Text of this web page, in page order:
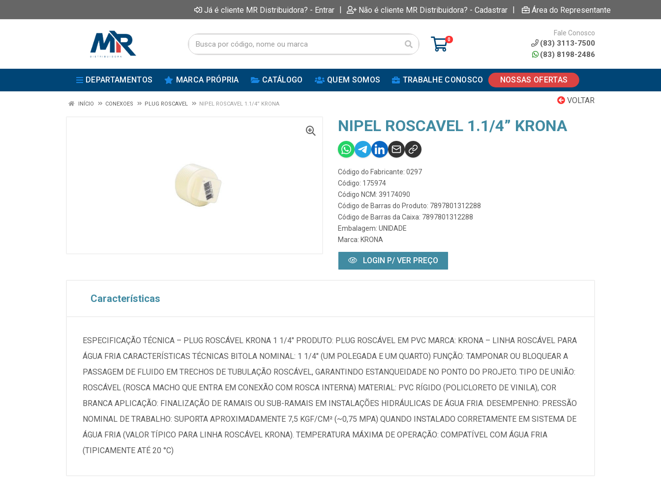
Já é cliente MR Distribuidora? - Entrar | Não é cliente MR Distribuidora? - Cadastrar | Área do Representante
0
Fale Conosco
(83) 3113-7500
(83) 8198-2486
DEPARTAMENTOS MARCA PRÓPRIA CATÁLOGO QUEM SOMOS TRABALHE CONOSCO NOSSAS OFERTAS
VOLTAR
INÍCIO CONEXOES PLUG ROSCAVEL NIPEL ROSCAVEL 1.1/4” KRONA
NIPEL ROSCAVEL 1.1/4” KRONA
Código do Fabricante: 0297
Código: 175974
Código NCM: 39174090
Código de Barras do Produto: 7897801312288
Código de Barras da Caixa: 7897801312288
Embalagem: UNIDADE
Marca: KRONA
LOGIN P/ VER PREÇO
Características
ESPECIFICAÇÃO TÉCNICA – PLUG ROSCÁVEL KRONA 1 1/4" PRODUTO: PLUG ROSCÁVEL EM PVC MARCA: KRONA – LINHA ROSCÁVEL PARA
ÁGUA FRIA CARACTERÍSTICAS TÉCNICAS BITOLA NOMINAL: 1 1/4" (UM POLEGADA E UM QUARTO) FUNÇÃO: TAMPONAR OU BLOQUEAR A
PASSAGEM DE FLUIDO EM TRECHOS DE TUBULAÇÃO ROSCÁVEL, GARANTINDO ESTANQUEIDADE NO PONTO DO PROJETO. TIPO DE UNIÃO:
ROSCÁVEL (ROSCA MACHO QUE ENTRA EM CONEXÃO COM ROSCA INTERNA) MATERIAL: PVC RÍGIDO (POLICLORETO DE VINILA), COR
BRANCA APLICAÇÃO: FINALIZAÇÃO DE RAMAIS OU SUB-RAMAIS EM INSTALAÇÕES HIDRÁULICAS DE ÁGUA FRIA. DESEMPENHO: PRESSÃO
NOMINAL DE TRABALHO: SUPORTA APROXIMADAMENTE 7,5 KGF/CM² (~0,75 MPA) QUANDO INSTALADO CORRETAMENTE EM SISTEMA DE
ÁGUA FRIA (VALOR TÍPICO PARA LINHA ROSCÁVEL KRONA). TEMPERATURA MÁXIMA DE OPERAÇÃO: COMPATÍVEL COM ÁGUA FRIA
(TIPICAMENTE ATÉ 20 °C)